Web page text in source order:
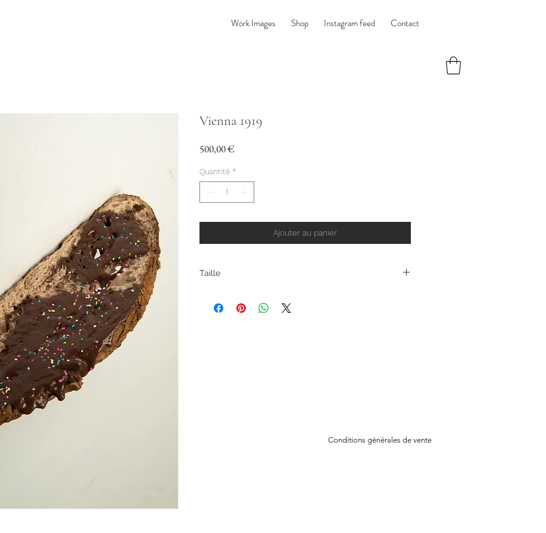
Work Images Shop Instagram feed Contact
Vienna 1919
500,00 €Prix
Quantité *
Ajouter au panier
Taille
Conditions générales de vente